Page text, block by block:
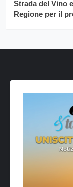
Strada del Vino
Regione per il